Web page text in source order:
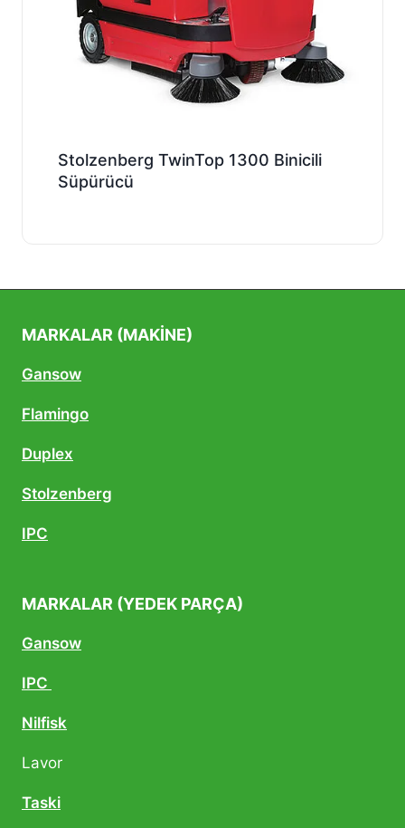
Stolzenberg TwinTop 1300 Binicili
Süpürücü
MARKALAR (MAKINE)
Gansow
Flamingo
Duplex
Stolzenberg
IPC
MARKALAR (YEDEK PARÇA)
Gansow
IPC
Nilfisk
Lavor
Taski